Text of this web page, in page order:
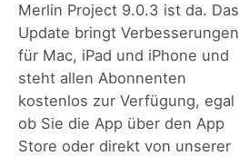
Merlin Project 9.0.3 ist da. Das
Update bringt Verbesserungen
für Mac, iPad und iPhone und
steht allen Abonnenten
kostenlos zur Verfügung, egal
ob Sie die App über den App
Store oder direkt von unserer